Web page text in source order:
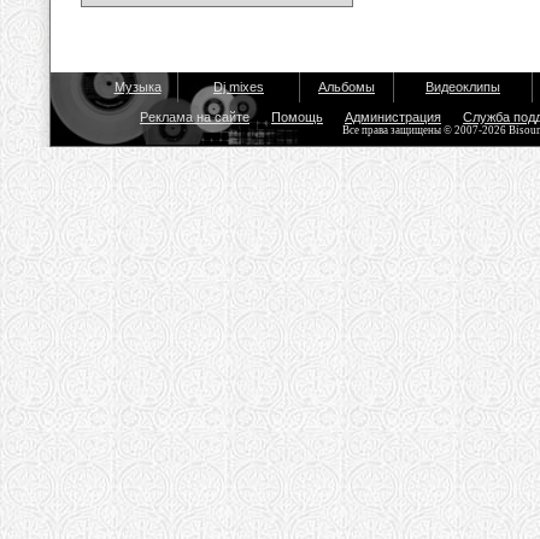
Музыка Dj mixes Альбомы Видеоклипы
Реклама на сайте Помощь Администрация Служба
Все права защищены © 2007-2026